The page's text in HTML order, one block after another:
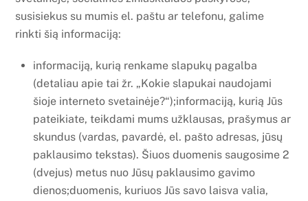
susisiekus su mumis el. paštu ar telefonu, galime
rinkti šią informaciją:
informaciją, kurią renkame slapukų pagalba
(detaliau apie tai žr. „Kokie slapukai naudojami
šioje interneto svetainėje?“);informaciją, kurią Jūs
pateikiate, teikdami mums užklausas, prašymus ar
skundus (vardas, pavardė, el. pašto adresas, jūsų
paklausimo tekstas). Šiuos duomenis saugosime 2
(dvejus) metus nuo Jūsų paklausimo gavimo
dienos;duomenis, kuriuos Jūs savo laisva valia,